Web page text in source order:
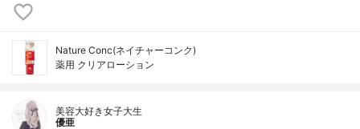
Nature Conc(ネイチャーコンク)
薬用 クリアローション
美容大好き女子大生
優亜